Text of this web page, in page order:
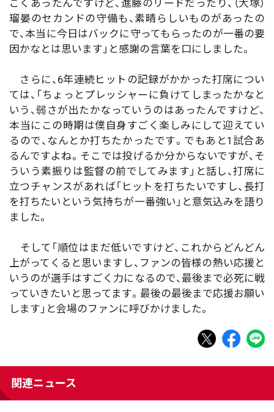
ごくあったんですけど、進藤のリードだったり、（大塚）
瑠晏のセカンドの守備も、素晴らしいものがあったの
で、本当に今日はバックに守ってもらったのが一番の要
因かなとは思います」と感謝の言葉を口にしました。
さらに、6年連続ヒットの記録がかかった打席につい
ては、「ちょっとプレッシャーに負けてしまったかなと
いう、弱さが出たかなっていうのはあったんですけど、
本当にこの時期は僕自身すごく楽しみにして迎えてい
るので、なんとか打ちたかったです。でもあと1試合あ
るんですよね。そこでは投げるか分からないですが、そ
ういう素振りは監督の前でしてみます」と話し、打席に
立つチャンスがあれば「ヒットを打ちたいですし、長打
を打ちたいという気持ちが一番強い」と意気込みを語り
ました。
そして「順位はまだ低いですけど、これからどんどん
上がってくると思いますし、ファンの皆様の熱い応援と
いうのが選手はすごく力になるので、最後まで必死に戦
っていきたいと思ってます。最後の最後まで応援お願い
します」と会場のファンに呼びかけました。
関連ニュース